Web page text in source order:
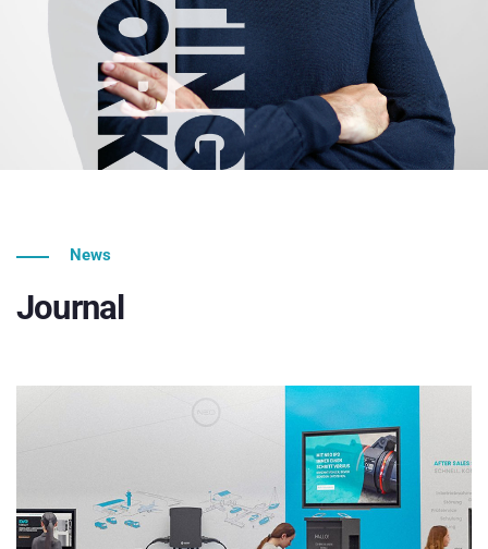
News
Journal